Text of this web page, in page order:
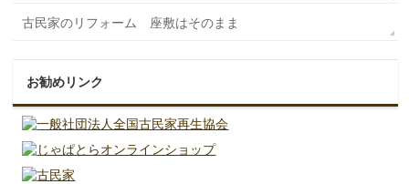
古民家のリフォーム 座敷はそのまま
お勧めリンク